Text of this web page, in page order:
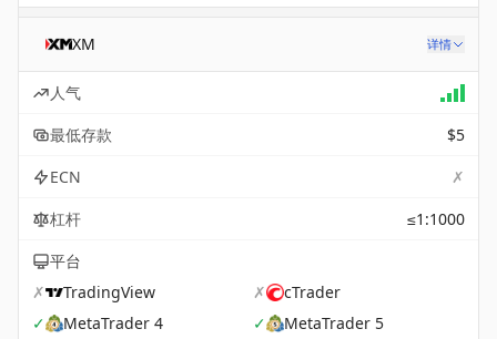
XM 详情
人气
最低存款
$5
ECN
✗
杠杆
≤1:1000
平台
✗
TradingView ✗
cTrader
✓
MetaTrader 4 ✓ MetaTrader 5